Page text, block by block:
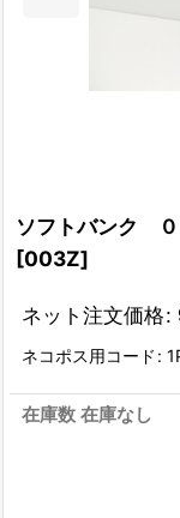
ソフトバンク
[003Z]
ネット注文価格:
ネコポス用コード :
在庫数 在庫なし